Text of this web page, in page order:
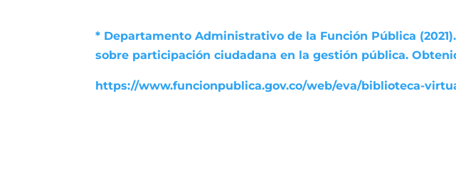
* Departamento Administrativo de la Función Pública
sobre participación ciudadana en la gestión pública.
https://www.funcionpublica.gov.co/web/eva/biblioteca-